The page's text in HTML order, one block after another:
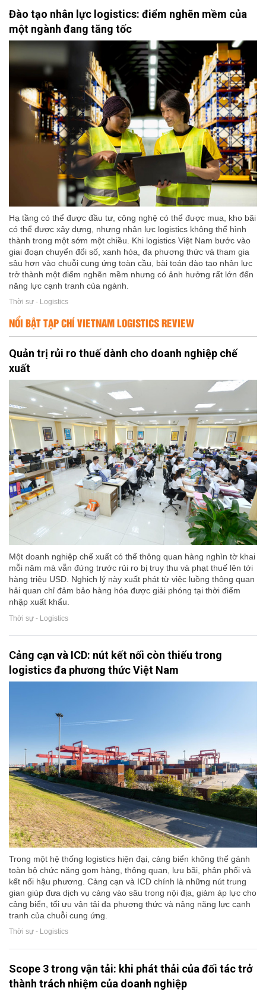
Đào tạo nhân lực logistics: điểm nghẽn mềm của
một ngành đang tăng tốc
Hạ tầng có thể được đầu tư, công nghệ có thể được mua, kho bãi
có thể được xây dựng, nhưng nhân lực logistics không thể hình
thành trong một sớm một chiều. Khi logistics Việt Nam bước vào
giai đoạn chuyển đổi số, xanh hóa, đa phương thức và tham gia
sâu hơn vào chuỗi cung ứng toàn cầu, bài toán đào tạo nhân lực
trở thành một điểm nghẽn mềm nhưng có ảnh hưởng rất lớn đến
năng lực cạnh tranh của ngành.
Thời sự - Logistics
NỔI BẬT TẠP CHÍ VIETNAM LOGISTICS REVIEW
Quản trị rủi ro thuế dành cho doanh nghiệp chế
xuất
Một doanh nghiệp chế xuất có thể thông quan hàng nghìn tờ khai
mỗi năm mà vẫn đứng trước rủi ro bị truy thu và phạt thuế lên tới
hàng triệu USD. Nghịch lý này xuất phát từ việc luồng thông quan
hải quan chỉ đảm bảo hàng hóa được giải phóng tại thời điểm
nhập xuất khẩu.
Thời sự - Logistics
Cảng cạn và ICD: nút kết nối còn thiếu trong
logistics đa phương thức Việt Nam
Trong một hệ thống logistics hiện đại, cảng biển không thể gánh
toàn bộ chức năng gom hàng, thông quan, lưu bãi, phân phối và
kết nối hậu phương. Cảng cạn và ICD chính là những nút trung
gian giúp đưa dịch vụ cảng vào sâu trong nội địa, giảm áp lực cho
cảng biển, tối ưu vận tải đa phương thức và nâng năng lực cạnh
tranh của chuỗi cung ứng.
Thời sự - Logistics
Scope 3 trong vận tải: khi phát thải của đối tác trở
thành trách nhiệm của doanh nghiệp